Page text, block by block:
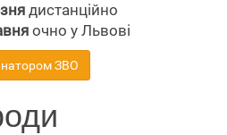
дистанційно
очно у Львові
ЗВО